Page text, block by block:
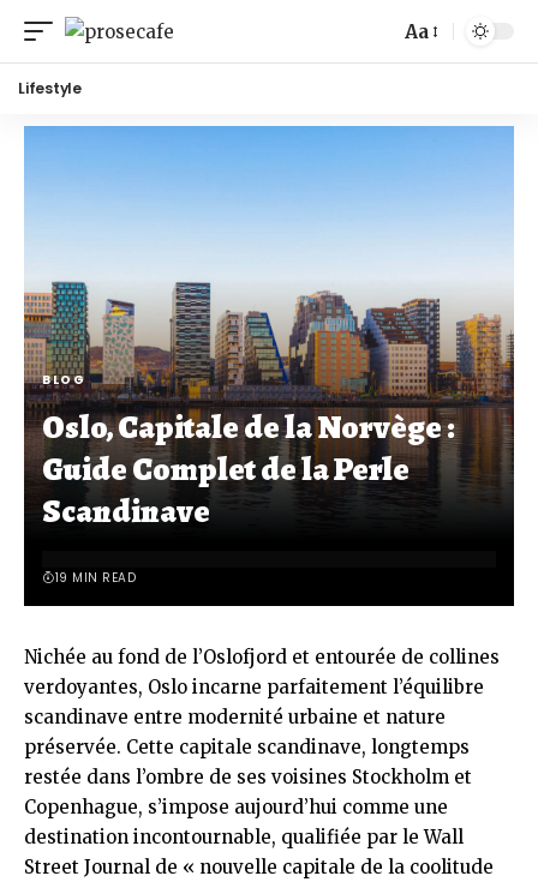
Aa
Lifestyle
BLOG
Oslo, Capitale de la Norvège :
Guide Complet de la Perle
Scandinave
19 MIN READ
Nichée au fond de l’Oslofjord et entourée de collines
verdoyantes, Oslo incarne parfaitement l’équilibre
scandinave entre modernité urbaine et nature
préservée. Cette capitale scandinave, longtemps
restée dans l’ombre de ses voisines Stockholm et
Copenhague, s’impose aujourd’hui comme une
destination incontournable, qualifiée par le Wall
Street Journal de « nouvelle capitale de la coolitude